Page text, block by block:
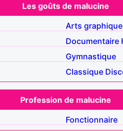
Les goûts de malucine
Arts
Documentaire
Gymnastique
Classique
Profession de malucine
Fonctionnaire